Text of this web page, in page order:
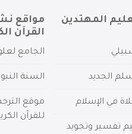
المهتدين
الجديد
في الإسلام
تفسير وتجويد
مواقع
القرآن
الجامع
السنة
موقع
للقرآن